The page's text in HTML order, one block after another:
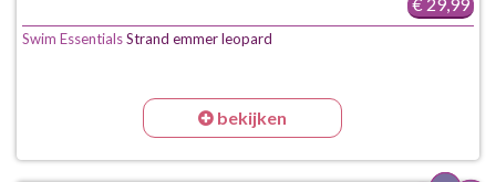
Swim EssentialsStrand emmer leopard
bekijken